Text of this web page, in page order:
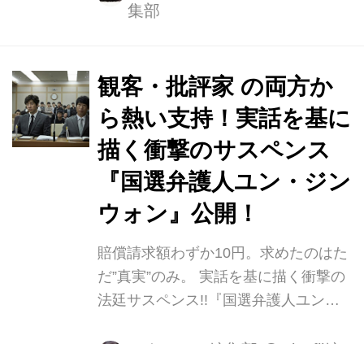
『LUCK-KEY/ラッキー』の公開が
本作の原案となったのは堺雅人と香川
照之という人気俳優の共演で話題とな
り、大ヒットを記録した内田けんじ監
督・脚本の映画『鍵泥棒のメソッ
ド』。 日本アカデミー賞を始め、名だ
たる映画賞を受賞した秀逸なストーリ
ーを元に、韓国映画らしいエクストリ
ームなテイストを加え大胆にアレンジ
しております。 主...
集部
観客・批評家 の両方か
ら熱い支持！実話を基に
描く衝撃のサスペンス
『国選弁護人ユン・ジン
ウォン』公開！
賠償請求額わずか10円。求めたのはた
だ”真実”のみ。 実話を基に描く衝撃の
法廷サスペンス!!『国選弁護人ユン・